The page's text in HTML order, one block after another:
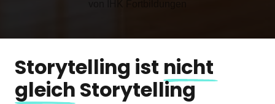
Storytelling ist
gleich Storytelling